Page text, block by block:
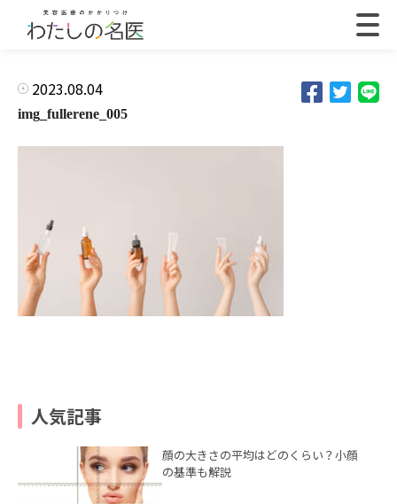
2023.08.04
img_fullerene_005
人気記事
顔の大きさの平均はどのくらい？小顔
の基準も解説